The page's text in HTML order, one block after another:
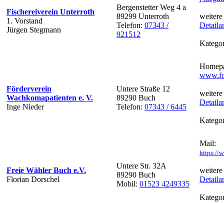
Fischereiverein Unterroth
1. Vorstand
Jürgen Stegmann
Bergenstetter Weg 4 a
89299 Unterroth
Telefon: 07343 /
921512
Förderverein
Wachkomapatienten e. V.
Inge Nieder
Untere Straße 12
89290 Buch
Telefon: 07343 / 6445
Freie Wähler Buch e.V.
Florian Dorschel
Untere Str. 32A
89290 Buch
Mobil: 01523 4249335
Mail:
https://